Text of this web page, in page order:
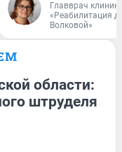
Главврач
«Реабилитация
Волковой»
области:
штруделя